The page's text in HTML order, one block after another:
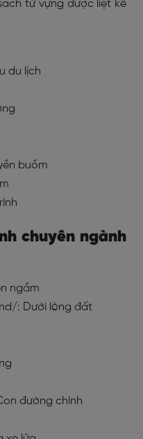
từ vựng được liệt kê
du lịch
buồm
chuyên ngành
ngầm
: Dưới lòng đất
đường chính